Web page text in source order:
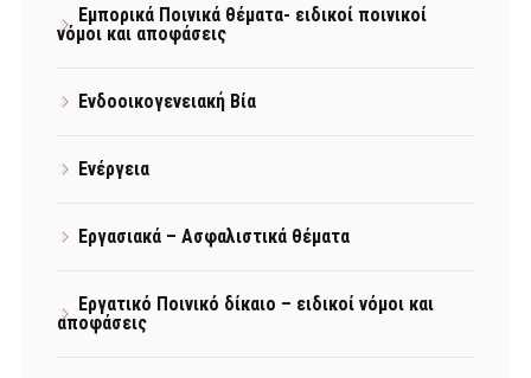
Εμπορικά Ποινικά θέματα- ειδικοί ποινικοί
νόμοι και αποφάσεις
Ενδοοικογενειακή Βία
Ενέργεια
Εργασιακά – Ασφαλιστικά θέματα
Εργατικό Ποινικό δίκαιο – ειδικοί νόμοι και
αποφάσεις